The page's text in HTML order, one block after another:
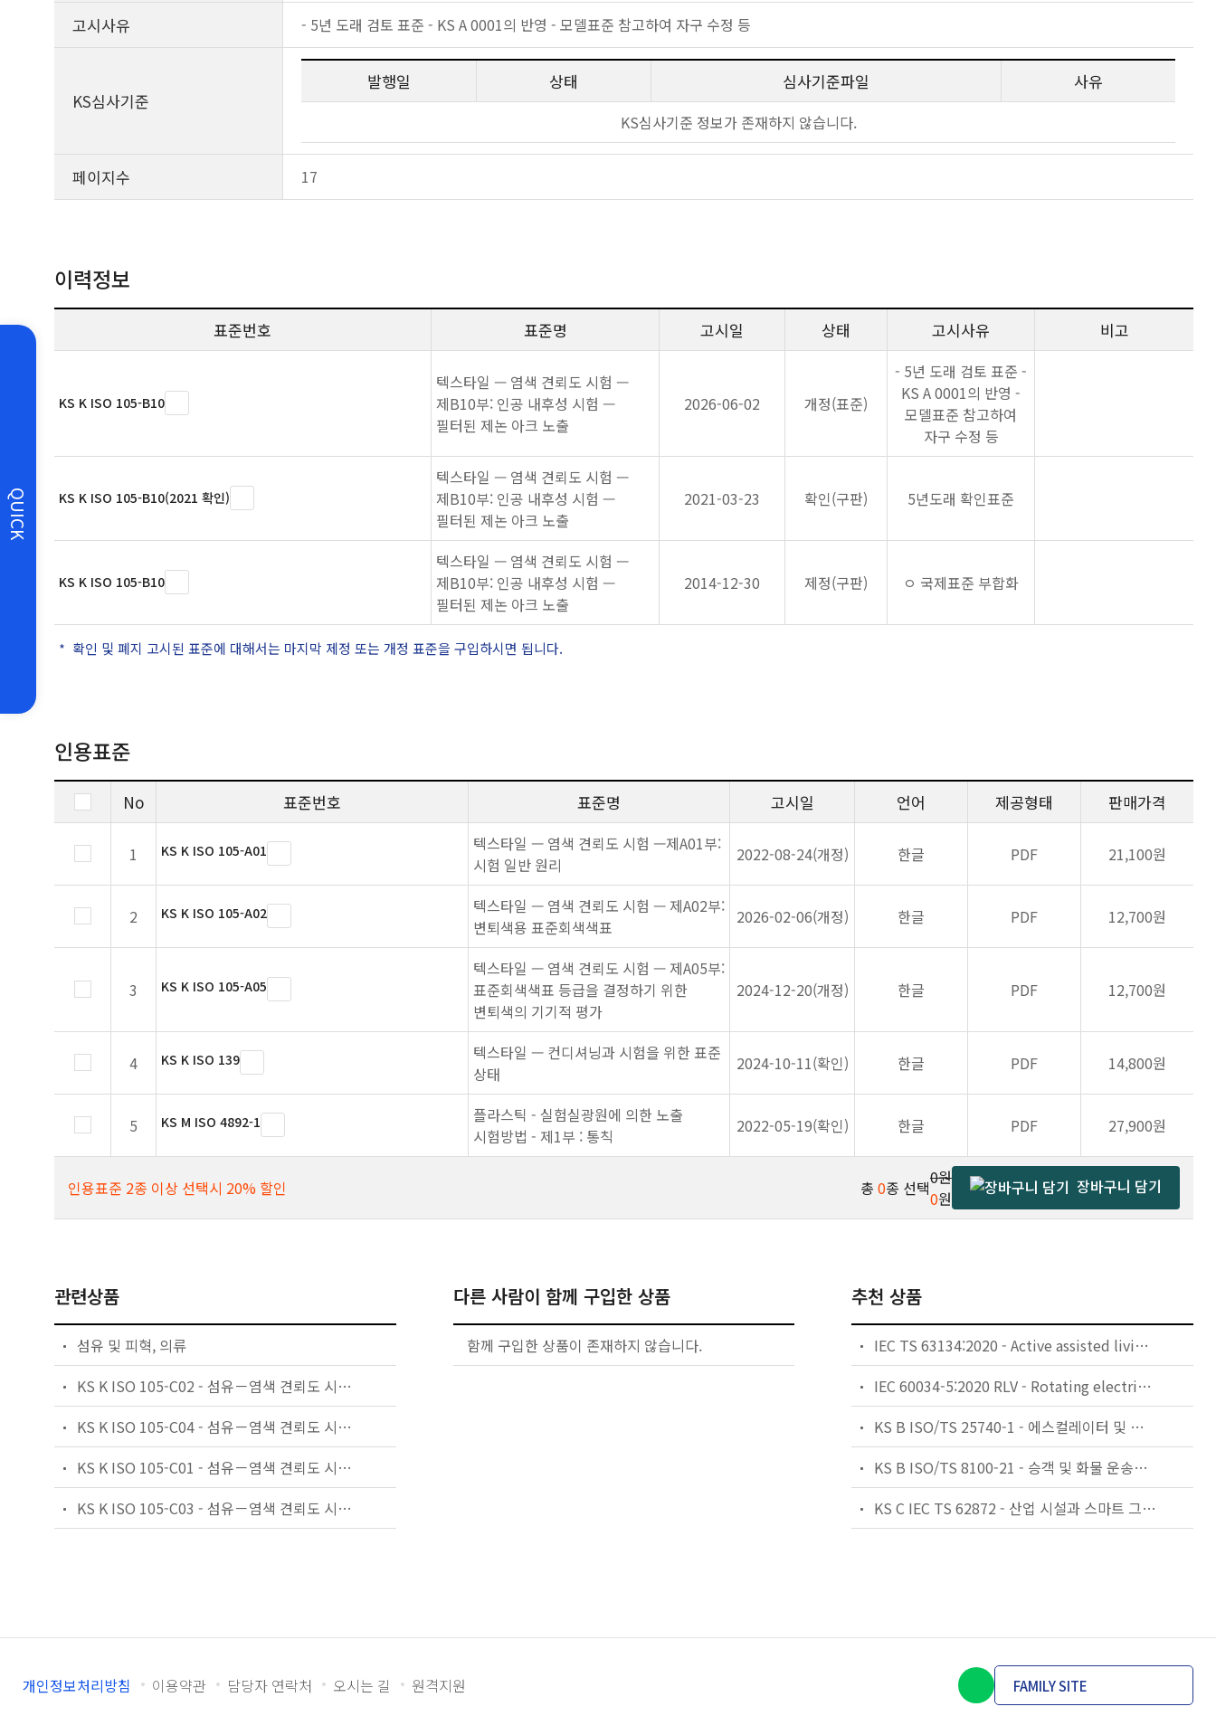
QUICK
고시사유 - 5년 도래 검토 표준 - KS A 0001의 반영 - 모델표준 참고하여 자구 수정 등
KS심사기준
발행일 상태 심사기준파일 사유
KS심사기준 정보가 존재하지 않습니다.
페이지수 17
이력정보
표준번호 표준명 고시일 상태 고시사유 비고
KS K ISO 105-B10
텍스타일 — 염색 견뢰도 시험 —
제B10부: 인공 내후성 시험 —
필터된 제논 아크 노출
2026-06-02 개정(표준)
- 5년 도래 검토 표준 -
KS A 0001의 반영 -
모델표준 참고하여
자구 수정 등
KS K ISO 105-B10(2021 확인)
텍스타일 — 염색 견뢰도 시험 —
제B10부: 인공 내후성 시험 —
필터된 제논 아크 노출
2021-03-23 확인(구판) 5년도래 확인표준
KS K ISO 105-B10
텍스타일 — 염색 견뢰도 시험 —
제B10부: 인공 내후성 시험 —
필터된 제논 아크 노출
2014-12-30 제정(구판) ㅇ 국제표준 부합화
확인 및 폐지 고시된 표준에 대해서는 마지막 제정 또는 개정 표준을 구입하시면 됩니다.
인용표준
No 표준번호 표준명 고시일 언어 제공형태 판매가격
1 KS K ISO 105-A01
텍스타일 — 염색 견뢰도 시험 —제A01부:
시험 일반 원리
2022-08-24(개정) 한글 PDF 21,100원
2 KS K ISO 105-A02
텍스타일 — 염색 견뢰도 시험 — 제A02부:
변퇴색용 표준회색색표
2026-02-06(개정) 한글 PDF 12,700원
3 KS K ISO 105-A05
텍스타일 — 염색 견뢰도 시험 — 제A05부:
표준회색색표 등급을 결정하기 위한
변퇴색의 기기적 평가
2024-12-20(개정) 한글 PDF 12,700원
4 KS K ISO 139
텍스타일 — 컨디셔닝과 시험을 위한 표준
상태
2024-10-11(확인) 한글 PDF 14,800원
5 KS M ISO 4892-1
플라스틱 - 실험실광원에 의한 노출
시험방법 - 제1부 : 통칙
2022-05-19(확인) 한글 PDF 27,900원
인용표준 2종 이상 선택시 20% 할인 총 0종 선택0원
0원
장바구니 담기
관련상품
섬유 및 피혁, 의류
KS K ISO 105-C02 - 섬유－염색 견뢰도 시험방법－제C02부：세탁 견뢰도 시험방법 2
KS K ISO 105-C04 - 섬유－염색 견뢰도 시험방법－제C04부：세탁 견뢰도 시험방법 4
KS K ISO 105-C01 - 섬유－염색 견뢰도 시험방법－제C01부：세탁 견뢰도 시험방법 1
KS K ISO 105-C03 - 섬유－염색 견뢰도 시험방법－제C03부：세탁 견뢰도 시험방법 3
다른 사람이 함께 구입한 상품
함께 구입한 상품이 존재하지 않습니다.
추천 상품
IEC TS 63134:2020 - Active assisted living (AAL) use cases
IEC 60034-5:2020 RLV - Rotating electrical machines - Part 5: Degrees of protection provided by the integral design of rotating electrical machines (IP code) - Classification
KS B ISO/TS 25740-1 - 에스컬레이터 및 무빙워크에 대한 안전요건 — 제1부: 세계공통 필수 안전요건(GESRs)
KS B ISO/TS 8100-21 - 승객 및 화물 운송용 엘리베이터 —제21부: 세계공통 필수안전요건(GESRs)을 충족하는 세계공통 안전 파라미터(GSPs)
KS C IEC TS 62872 - 산업 시설과 스마트 그리드 사이의 산업 공정 측정, 제어 및 자동화 시스템 인터페이스
개인정보처리방침 이용약관 담당자 연락처 오시는 길 원격지원 FAMILY SITE